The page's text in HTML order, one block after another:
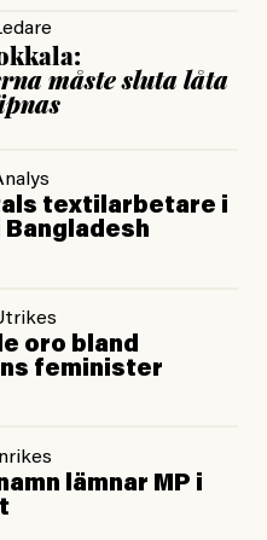
måste sluta låta
textilarbetare i
oro bland
feminister
Inrikes
lämnar MP i